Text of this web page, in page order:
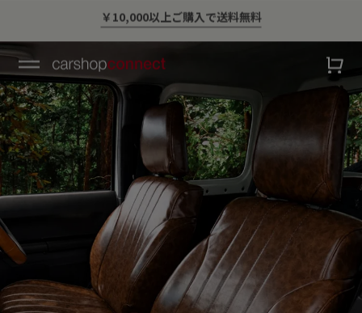
💛ハイサマーsale💛